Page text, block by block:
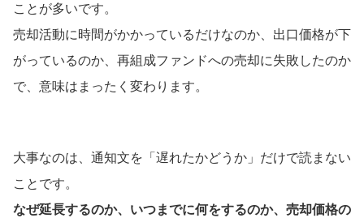
ことが多いです。
売却活動に時間がかかっているだけなのか、出口価格が下
がっているのか、再組成ファンドへの売却に失敗したのか
で、意味はまったく変わります。
大事なのは、通知文を「遅れたかどうか」だけで読まない
ことです。
なぜ延長するのか、いつまでに何をするのか、売却価格の